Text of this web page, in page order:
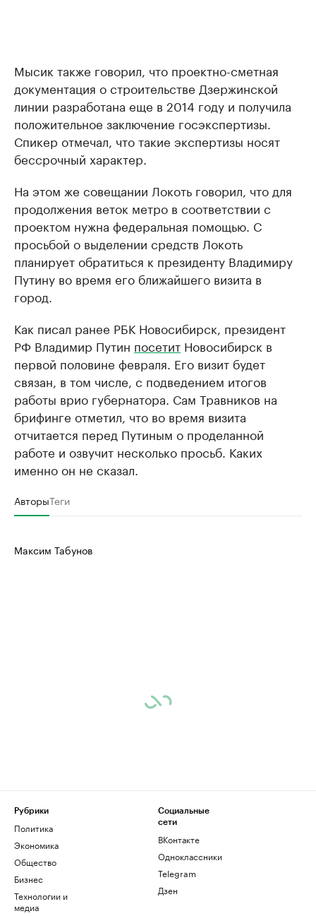
Мысик также говорил, что проектно-сметная
документация о строительстве Дзержинской
линии разработана еще в 2014 году и получила
положительное заключение госэкспертизы.
Спикер отмечал, что такие экспертизы носят
бессрочный характер.
На этом же совещании Локоть говорил, что для
продолжения веток метро в соответствии с
проектом нужна федеральная помощью. С
просьбой о выделении средств​ Локоть
планирует обратиться к президенту Владимиру
Путину во время его ближайшего визита в
город.
Как писал ранее РБК Новосибирск, президент
РФ Владимир Путин посетит Новосибирск в
первой половине февраля. Его визит будет
связан, в том числе, с подведением итогов
работы врио губернатора. Сам Травников на
брифинге отметил, что во время визита
отчитается перед Путиным о проделанной
работе и озвучит несколько просьб. Каких
именно он не сказал.
АвторыТеги
Максим Табунов
Рубрики
Политика
Экономика
Общество
Бизнес
Технологии и
медиа
Социальные
сети
ВКонтакте
Одноклассники
Telegram
Дзен